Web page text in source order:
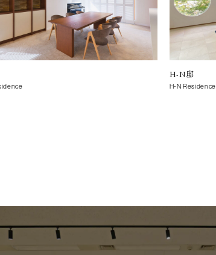
H-N邸
H-N Residence